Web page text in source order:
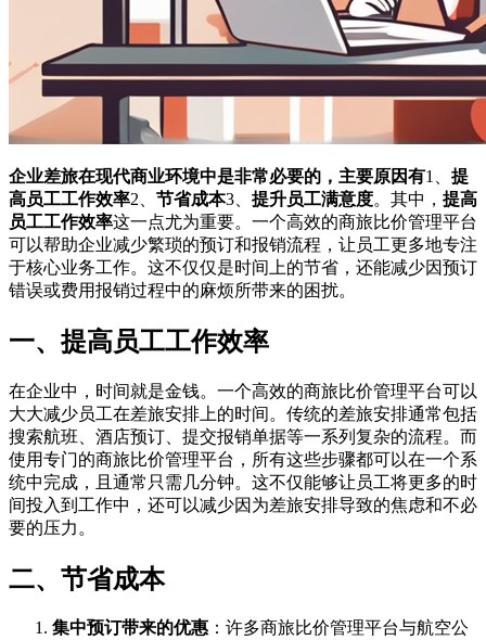
企业差旅在现代商业环境中是非常必要的，主要原因有1、 提
高员工工作效率2、 节省成本3、 提升员工满意度。其中， 提高
员工工作效率这一点尤为重要。一个高效的商旅比价管理平台
可以帮助企业减少繁琐的预订和报销流程，让员工更多地专注
于核心业务工作。这不仅仅是时间上的节省，还能减少因预订
错误或费用报销过程中的麻烦所带来的困扰。
一、提高员工工作效率
在企业中，时间就是金钱。一个高效的商旅比价管理平台可以
大大减少员工在差旅安排上的时间。传统的差旅安排通常包括
搜索航班、酒店预订、提交报销单据等一系列复杂的流程。而
使用专门的商旅比价管理平台，所有这些步骤都可以在一个系
统中完成，且通常只需几分钟。这不仅能够让员工将更多的时
间投入到工作中，还可以减少因为差旅安排导致的焦虑和不必
要的压力。
二、节省成本
集中预订带来的优惠 ：许多商旅比价管理平台与航空公